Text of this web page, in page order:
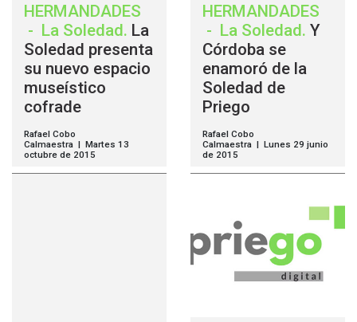
HERMANDADES
- La Soledad. La
Soledad presenta
su nuevo espacio
museístico
cofrade
Rafael Cobo
Calmaestra | Martes 13
octubre de 2015
HERMANDADES
- La Soledad. Y
Córdoba se
enamoró de la
Soledad de
Priego
Rafael Cobo
Calmaestra | Lunes 29 junio
de 2015